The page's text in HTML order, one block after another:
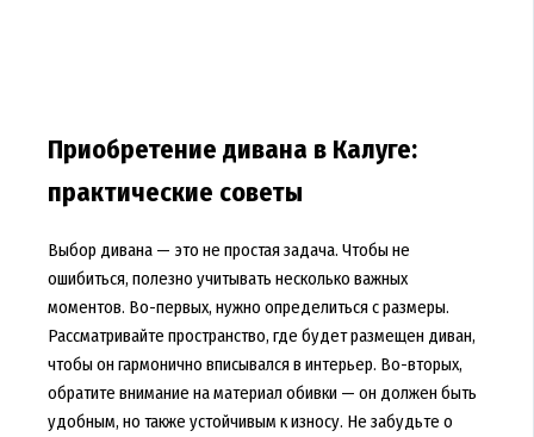
Приобретение дивана в Калуге:
практические советы
Выбор дивана — это не простая задача. Чтобы не
ошибиться, полезно учитывать несколько важных
моментов. Во-первых, нужно определиться с размеры.
Рассматривайте пространство, где будет размещен диван,
чтобы он гармонично вписывался в интерьер. Во-вторых,
обратите внимание на материал обивки — он должен быть
удобным, но также устойчивым к износу. Не забудьте о